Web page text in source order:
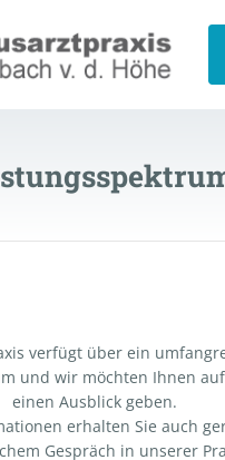
verfügt über ein
und wir möchten Ihnen
einen Ausblick geben.
erhalten Sie auch
Gespräch in unserer